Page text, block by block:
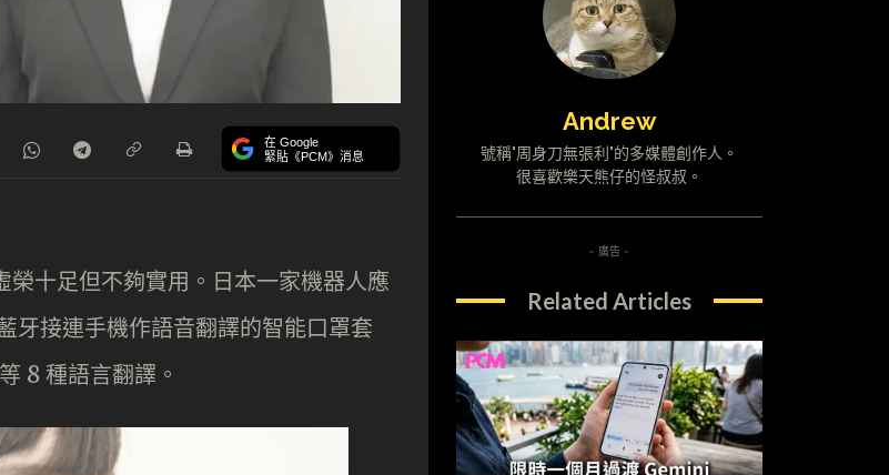
在 Google
緊貼《PCM》消息
榮十足但不夠實用。日本一家機器人應
接連手機作語音翻譯的智能口罩套
8 種語言翻譯。
Andrew
號稱"周身刀無張利"的多媒體創作人。
很喜歡樂天熊仔的怪叔叔。
- 廣告 -
Related Articles